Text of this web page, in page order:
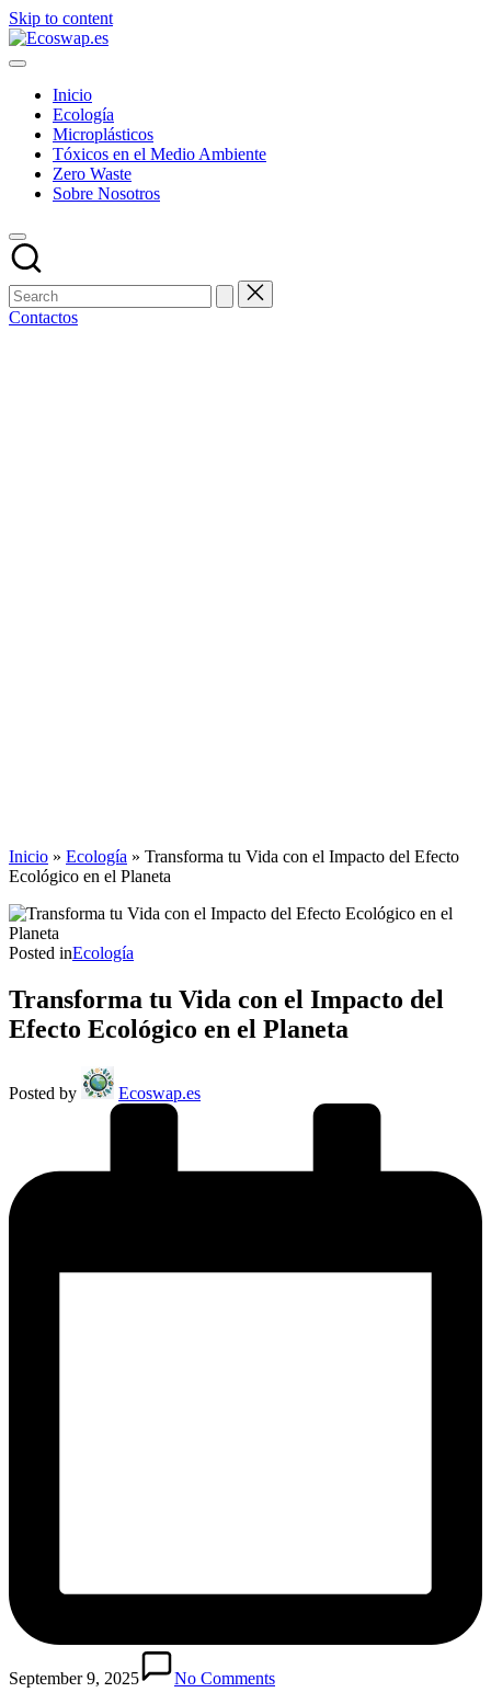
Skip to content
Inicio
Ecología
Microplásticos
Tóxicos en el Medio Ambiente
Zero Waste
Sobre Nosotros
Contactos
Inicio » Ecología » Transforma tu Vida con el Impacto del Efecto
Ecológico en el Planeta
Posted inEcología
Transforma tu Vida con el Impacto del
Efecto Ecológico en el Planeta
Posted by Ecoswap.es
September 9, 2025
No Comments